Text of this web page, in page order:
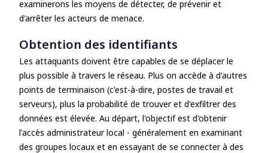
examinerons les moyens de détecter, de prévenir et
d'arrêter les acteurs de menace.
Obtention des identifiants
Les attaquants doivent être capables de se déplacer le
plus possible à travers le réseau. Plus on accède à d'autres
points de terminaison (c'est-à-dire, postes de travail et
serveurs), plus la probabilité de trouver et d'exfiltrer des
données est élevée. Au départ, l'objectif est d'obtenir
l'accès administrateur local - généralement en examinant
des groupes locaux et en essayant de se connecter à des